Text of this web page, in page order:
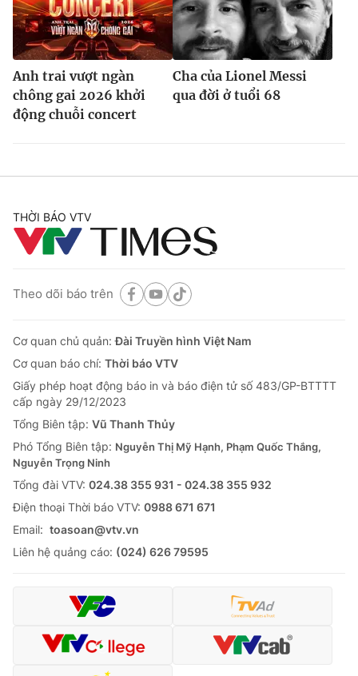
Anh trai vượt ngàn
chông gai 2026 khởi
động chuỗi concert
Cha của Lionel Messi
qua đời ở tuổi 68
THỜI BÁO VTV
Theo dõi báo trên
Cơ quan chủ quản:Đài Truyền hình Việt Nam
Cơ quan báo chí: Thời báo VTV
Giấy phép hoạt động báo in và báo điện tử số 483/GP-BTTTT
cấp ngày 29/12/2023
Tổng Biên tập: Vũ Thanh Thủy
Phó Tổng Biên tập: Nguyễn Thị Mỹ Hạnh, Phạm Quốc Thắng,
Nguyễn Trọng Ninh
Tổng đài VTV: 024.38 355 931 - 024.38 355 932
Ðiện thoại Thời báo VTV: 0988 671 671
Email: toasoan@vtv.vn
Liên hệ quảng cáo: (024) 626 79595